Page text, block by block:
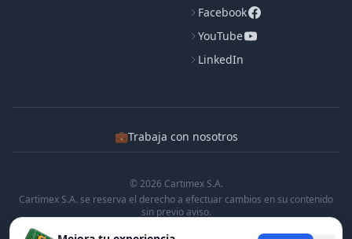
Facebook
YouTube
LinkedIn
💼Trabaja con nosotros
© 2026 Cartimex S.A.
Cartimex S.A. se reserva el derecho a efectuar cambios en su contenido
sin previo aviso.
Cartimex S.A. no manifiesta ni garantiza que la informacion contenida en